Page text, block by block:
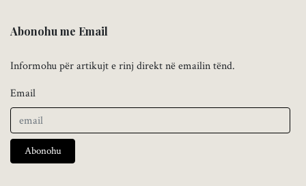
Abonohu me Email
Informohu për artikujt e rinj direkt në emailin tënd.
Email
Abonohu